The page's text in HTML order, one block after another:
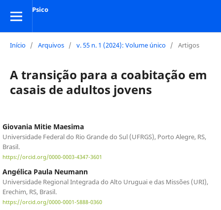
Psico
Início / Arquivos / v. 55 n. 1 (2024): Volume único / Artigos
A transição para a coabitação em
casais de adultos jovens
Giovania Mitie Maesima
Universidade Federal do Rio Grande do Sul (UFRGS), Porto Alegre, RS,
Brasil.
https://orcid.org/0000-0003-4347-3601
Angélica Paula Neumann
Universidade Regional Integrada do Alto Uruguai e das Missões (URI),
Erechim, RS, Brasil.
https://orcid.org/0000-0001-5888-0360